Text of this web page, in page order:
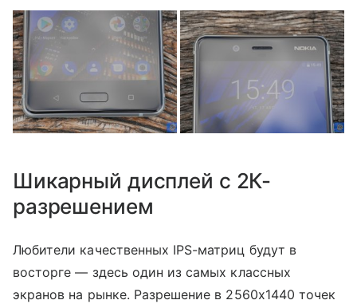
Шикарный дисплей с 2К-
разрешением
Любители качественных IPS-матриц будут в
восторге — здесь один из самых классных
экранов на рынке. Разрешение в 2560х1440 точек